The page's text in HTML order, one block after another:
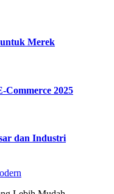
Merek
Commerce 2025
dan Industri